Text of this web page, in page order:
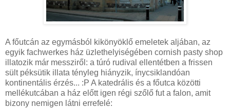
A főutcán az egymásból kikönyöklő emeletek aljában, az
egyik fachwerkes ház üzlethelyiségében cornish pasty shop
illatozik már messziről: a túró rudival ellentétben a frissen
sült péksütik illata tényleg hiányzik, ínycsiklandóan
kontinentális érzés... :P A katedrális és a főutca közötti
mellékutcában a ház előtt igen régi szőlő fut a falon, amit
bizony nemigen látni errefelé: